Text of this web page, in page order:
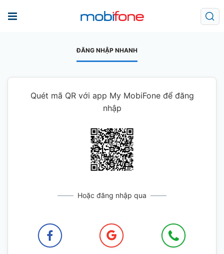
ĐĂNG NHẬP NHANH
Quét mã QR với app My MobiFone để đăng
nhập
Hoặc đăng nhập qua